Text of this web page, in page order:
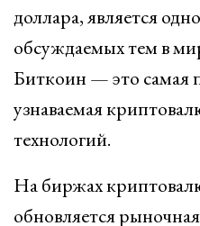
доллара, является
обсуждаемых тем в
Биткоин — это самая
узнаваемая
технологий.
На биржах
обновляется